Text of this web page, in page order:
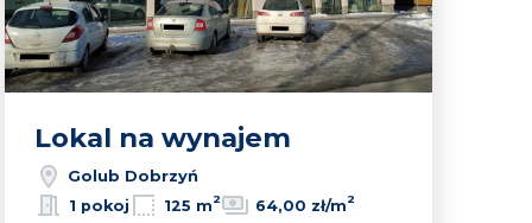
Lokal na wynajem
Golub Dobrzyń
1 pokoj 125 m2 64,00 zł/m2